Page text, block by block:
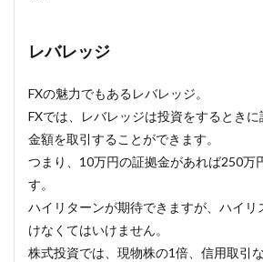
レバレッジ
FXの魅力でもあるレバレッジ。
FXでは、レバレッジは投資をするとき
金額を取引することができます。
つまり、10万円の証拠金があれば250万
す。
ハイリターンが期待できますが、ハイリ
けなくてはいけません。
株式投資では、現物株の1倍、信用取引